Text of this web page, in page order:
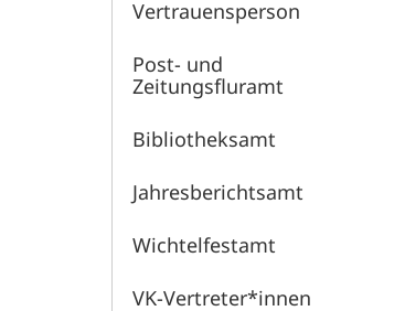
Vertrauensperson
Post- und
Zeitungsfluramt
Bibliotheksamt
Jahresberichtsamt
Wichtelfestamt
VK-Vertreter*innen